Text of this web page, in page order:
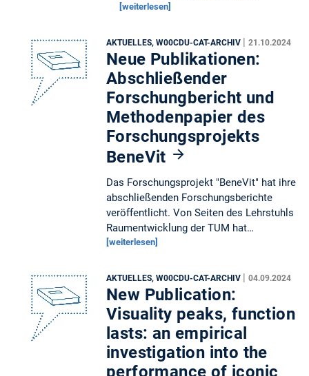
[weiterlesen]
AKTUELLES, W00CDU-CAT-ARCHIV | 21.10.2024
Neue Publikationen:
Abschließender
Forschungbericht und
Methodenpapier des
Forschungsprojekts
BeneVit
Das Forschungsprojekt "BeneVit" hat ihre
abschließenden Forschungsberichte
veröffentlicht. Von Seiten des Lehrstuhls
Raumentwicklung der TUM hat…
[weiterlesen]
AKTUELLES, W00CDU-CAT-ARCHIV | 04.09.2024
New Publication:
Visuality peaks, function
lasts: an empirical
investigation into the
performance of iconic